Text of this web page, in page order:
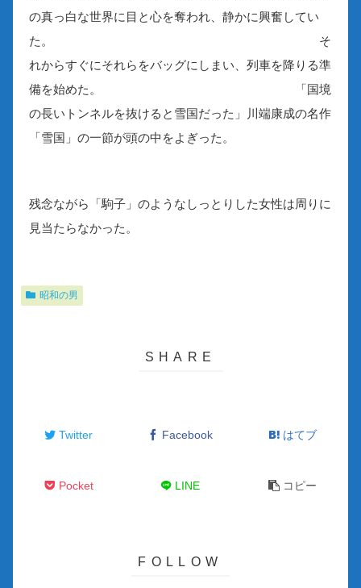
の真っ白な世界に目と心を奪われ、静かに興奮してい
た。 そ
れからすぐにそれらをバッグにしまい、列車を降りる準
備を始めた。 「国境
の長いトンネルを抜けると雪国だった」川端康成の名作
「雪国」の一節が頭の中をよぎった。
残念ながら「駒子」のようなしっとりした女性は周りに
見当たらなかった。
昭和の男
Twitter Facebook はてブ
Pocket LINE コピー